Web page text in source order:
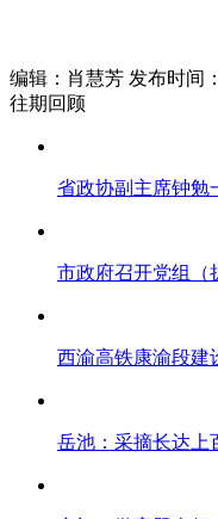
编辑：肖慧芳 发布时间
往期回顾
省政协副主席钟勉
市政府召开党组（
西渝高铁康渝段建
岳池：采摘长达上